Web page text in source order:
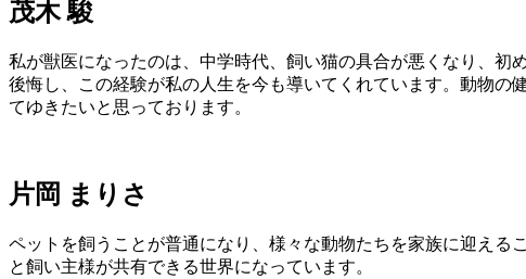
茂木 駿
私が獣医になったのは、中学時代、飼い猫の具合が悪くなり、
後悔し、この経験が私の人生を今も導いてくれています。動物
てゆきたいと思っております。
片岡 まりさ
ペットを飼うことが普通になり、様々な動物たちを家族に迎え
と飼い主様が共有できる世界になっています。